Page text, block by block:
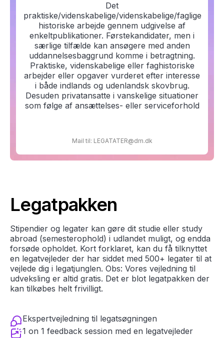
Det
praktiske/videnskabelige/videnskabelige/faglige
historiske arbejde gennem udgivelse af
enkeltpublikationer. Førstekandidater, men i
særlige tilfælde kan ansøgere med anden
uddannelsesbaggrund komme i betragtning.
Praktiske, videnskabelige eller faghistoriske
arbejder eller opgaver vurderet efter interesse
i både indlands og udenlandsk skovbrug.
Desuden privatansatte i vanskelige situationer
som følge af ansættelses- eller serviceforhold
Mail til: LEGATATER@dm.dk
Legatpakken
Stipendier og legater kan gøre dit studie eller study
abroad (semesterophold) i udlandet muligt, og endda
forsøde opholdet. Kort forklaret, kan du få tilknyttet
en legatvejleder der har siddet med 500+ legater til at
vejlede dig i legatjunglen. Obs: Vores vejledning til
udveksling er altid gratis. Det er blot legatpakken der
kan tilkøbes helt frivilligt.
Ekspertvejledning til legatsøgningen
1 on 1 feedback session med en legatvejleder